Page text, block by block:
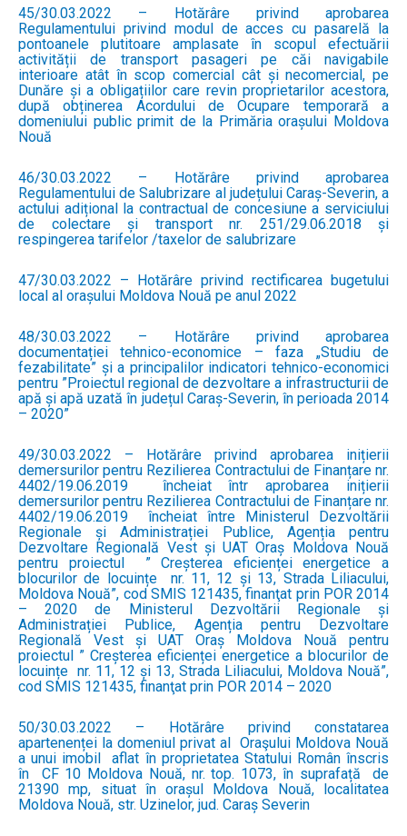
45/30.03.2022 – Hotărâre privind aprobarea
Regulamentului privind modul de acces cu pasarelă la
pontoanele plutitoare amplasate în scopul efectuării
activității de transport pasageri pe căi navigabile
interioare atât în scop comercial cât și necomercial, pe
Dunăre și a obligațiilor care revin proprietarilor acestora,
după obținerea Acordului de Ocupare temporară a
domeniului public primit de la Primăria orașului Moldova
Nouă
46/30.03.2022 – Hotărâre privind aprobarea
Regulamentului de Salubrizare al județului Caraș-Severin, a
actului adițional la contractual de concesiune a serviciului
de colectare și transport nr. 251/29.06.2018 și
respingerea tarifelor /taxelor de salubrizare
47/30.03.2022 – Hotărâre privind rectificarea bugetului
local al orașului Moldova Nouă pe anul 2022
48/30.03.2022 – Hotărâre privind aprobarea
documentației tehnico-economice – faza „Studiu de
fezabilitate” și a principalilor indicatori tehnico-economici
pentru ”Proiectul regional de dezvoltare a infrastructurii de
apă și apă uzată în județul Caraș-Severin, în perioada 2014
– 2020”
49/30.03.2022 – Hotărâre privind aprobarea inițierii
demersurilor pentru Rezilierea Contractului de Finanțare nr.
4402/19.06.2019 încheiat într aprobarea inițierii
demersurilor pentru Rezilierea Contractului de Finanțare nr.
4402/19.06.2019 încheiat între Ministerul Dezvoltării
Regionale și Administrației Publice, Agenția pentru
Dezvoltare Regională Vest și UAT Oraș Moldova Nouă
pentru proiectul ” Creșterea eficienței energetice a
blocurilor de locuințe nr. 11, 12 și 13, Strada Liliacului,
Moldova Nouă”, cod SMIS 121435, finanţat prin POR 2014
– 2020 de Ministerul Dezvoltării Regionale și
Administrației Publice, Agenția pentru Dezvoltare
Regională Vest și UAT Oraș Moldova Nouă pentru
proiectul ” Creșterea eficienței energetice a blocurilor de
locuințe nr. 11, 12 și 13, Strada Liliacului, Moldova Nouă”,
cod SMIS 121435, finanţat prin POR 2014 – 2020
50/30.03.2022 – Hotărâre privind constatarea
apartenenței la domeniul privat al Oraşului Moldova Nouă
a unui imobil aflat în proprietatea Statului Român înscris
în CF 10 Moldova Nouă, nr. top. 1073, în suprafață de
21390 mp, situat în orașul Moldova Nouă, localitatea
Moldova Nouă, str. Uzinelor, jud. Caraș Severin